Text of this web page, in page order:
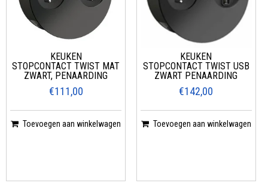
KEUKEN
STOPCONTACT TWIST MAT
ZWART, PENAARDING
€111,00
Toevoegen aan winkelwagen
KEUKEN
STOPCONTACT TWIST USB
ZWART PENAARDING
€142,00
Toevoegen aan winkelwagen